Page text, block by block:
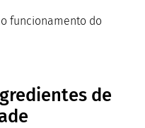
funcionamento do
de